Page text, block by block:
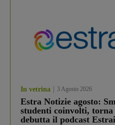
In vetrina 3 Agosto 2026
Estra Notizie agosto:
studenti coinvolti,
debutta il podcast